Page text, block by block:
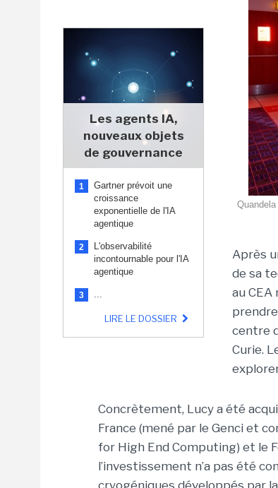
Les agents IA,
nouveaux objets
de gouvernance
1
Gartner prévoit une
croissance
exponentielle de l'IA
agentique
2
L'observabilité
incontournable pour l'IA
agentique
3 ...
LIRE LE DOSSIER
Après
de sa
au
centre
Curie.
Concrètement, Lucy a été
France (mené par le Genci et
for High End Computing) et le
l’investissement n’a pas été
cryogéniques développés par